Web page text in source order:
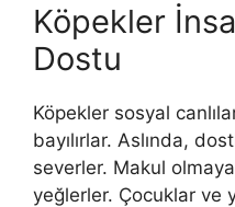
Köpekler
Dostu
Köpekler sosyal
bayılırlar. Aslında,
severler. Makul
yeğlerler. Çocuklar ve